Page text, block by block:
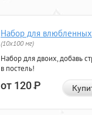
Набор для влюбленных
(10х100 мг)
Набор для двоих, добавь
в постель!
от 120Р